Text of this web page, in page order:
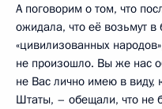
А поговорим о том, что
ожидала, что её возьмут
«цивилизованных
не произошло. Вы же нас
не Вас лично имею в виду,
Штаты, – обещали, что не